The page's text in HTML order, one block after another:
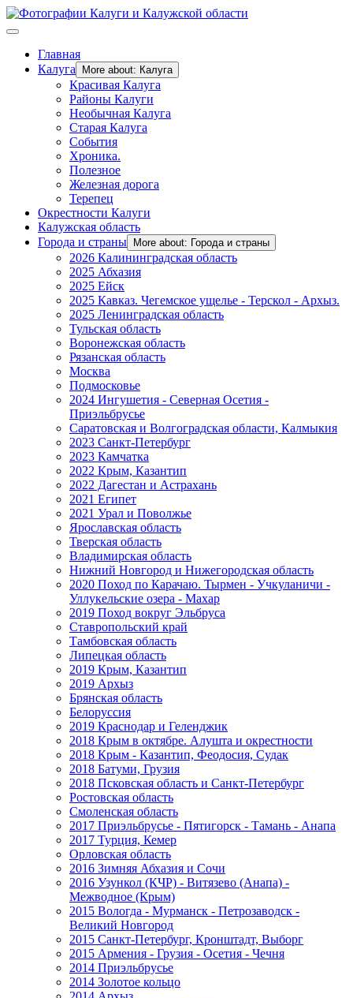
Главная
Калуга
More about: Калуга
Красивая Калуга
Районы Калуги
Необычная Калуга
Старая Калуга
События
Хроника.
Полезное
Железная дорога
Терепец
Окрестности Калуги
Калужская область
Города и страны
More about: Города и страны
2026 Калининградская область
2025 Абхазия
2025 Ейск
2025 Кавказ. Чегемское ущелье - Терскол - Архыз.
2025 Ленинградская область
Тульская область
Воронежская область
Рязанская область
Москва
Подмосковье
2024 Ингушетия - Северная Осетия -
Приэльбрусье
Саратовская и Волгоградская области, Калмыкия
2023 Санкт-Петербург
2023 Камчатка
2022 Крым, Казантип
2022 Дагестан и Астрахань
2021 Египет
2021 Урал и Поволжье
Ярославская область
Тверская область
Владимирская область
Нижний Новгород и Нижегородская область
2020 Поход по Карачаю. Тырмен - Учкуланичи -
Уллукельские озера - Махар
2019 Поход вокруг Эльбруса
Ставропольский край
Тамбовская область
Липецкая область
2019 Крым, Казантип
2019 Архыз
Брянская область
Белоруссия
2019 Краснодар и Геленджик
2018 Крым в октябре. Алушта и окрестности
2018 Крым - Казантип, Феодосия, Судак
2018 Батуми, Грузия
2018 Псковская область и Санкт-Петербург
Ростовская область
Смоленская область
2017 Приэльбрусье - Пятигорск - Тамань - Анапа
2017 Турция, Кемер
Орловская область
2016 Зимняя Абхазия и Сочи
2016 Узункол (КЧР) - Витязево (Анапа) -
Межводное (Крым)
2015 Вологда - Мурманск - Петрозаводск -
Великий Новгород
2015 Санкт-Петербург, Кронштадт, Выборг
2015 Армения - Грузия - Осетия - Чечня
2014 Приэльбрусье
2014 Золотое кольцо